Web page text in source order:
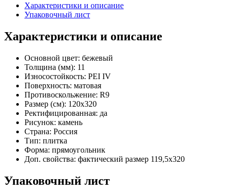
Характеристики и описание
Упаковочный лист
Характеристики и описание
Основной цвет: бежевый
Толщина (мм): 11
Износостойкость: PEI IV
Поверхность: матовая
Противоскольжение: R9
Размер (см): 120x320
Ректифицированная: да
Рисунок: камень
Страна: Россия
Тип: плитка
Форма: прямоугольник
Доп. свойства: фактический размер 119,5х320
Упаковочный лист